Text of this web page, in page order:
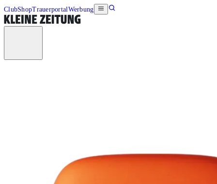
ClubShopTrauerportalWerbung